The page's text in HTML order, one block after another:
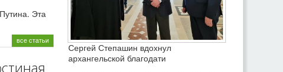
Эта
все статьи
Сергей Степашин вдохнул
архангельской благодати